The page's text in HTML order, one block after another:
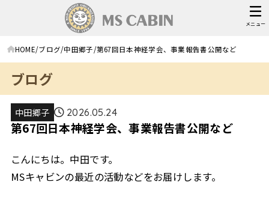
メニュー
HOME ブログ 中田郷子 第67回日本神経学会、事業報告書公開など
ブログ
中田郷子 2026.05.24
第67回日本神経学会、事業報告書公開など
こんにちは。中田です。
MSキャビンの最近の活動などをお届けします。